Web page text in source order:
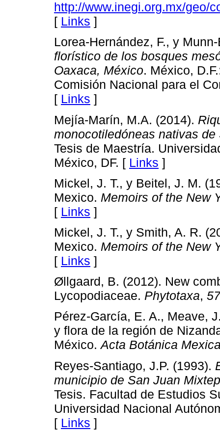
http://www.inegi.org.mx/geo/
[ Links ]
Lorea-Hernández, F., y
florístico de los bosques
Oaxaca, México. México,
Comisión Nacional para el
[ Links ]
Mejía-Marín, M.A. (2014).
monocotiledóneas nativas
Tesis de Maestría.
México, DF. [ Links ]
Mickel, J. T., y Beitel, J. M.
Mexico. Memoirs of the New
[ Links ]
Mickel, J. T., y Smith, A. R.
Mexico. Memoirs of the New
[ Links ]
Øllgaard, B. (2012). New
Lycopodiaceae. Phytotaxa, 57
Pérez-García, E. A., Meave,
y flora de la región de
México.Acta Botánica
Reyes-Santiago, J.P. (1993).
municipio de San Juan
Tesis. Facultad de Estudios
Universidad Nacional
[ Links ]